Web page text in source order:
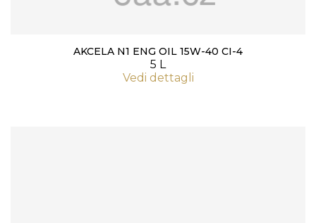
AKCELA N1 ENG OIL 15W-40 CI-4
5 L
Vedi dettagli